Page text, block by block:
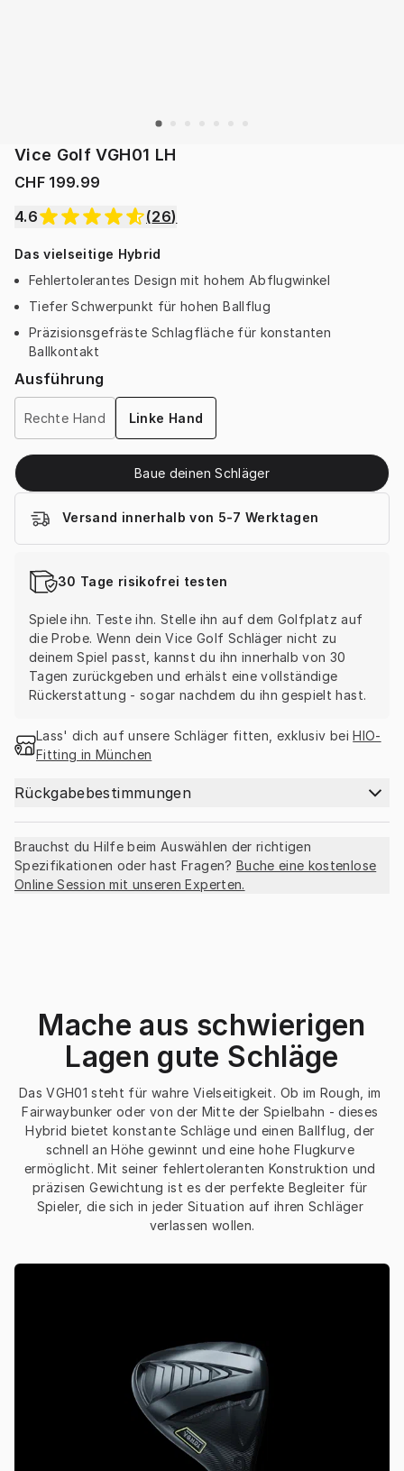
Vice Golf VGH01 LH
CHF 199.99
4.6
(26)
Das vielseitige Hybrid
Fehlertolerantes Design mit hohem Abflugwinkel
Tiefer Schwerpunkt für hohen Ballflug
Präzisionsgefräste Schlagfläche für konstanten
Ballkontakt
Ausführung
Rechte Hand Linke Hand
Baue deinen Schläger
Versand innerhalb von 5-7 Werktagen
30 Tage risikofrei testen
Spiele ihn. Teste ihn. Stelle ihn auf dem Golfplatz auf
die Probe. Wenn dein Vice Golf Schläger nicht zu
deinem Spiel passt, kannst du ihn innerhalb von 30
Tagen zurückgeben und erhälst eine vollständige
Rückerstattung - sogar nachdem du ihn gespielt hast.
Lass' dich auf unsere Schläger fitten, exklusiv bei HIO-
Fitting in München
Rückgabebestimmungen
Brauchst du Hilfe beim Auswählen der richtigen
Spezifikationen oder hast Fragen? Buche eine kostenlose
Online Session mit unseren Experten.
Mache aus schwierigen
Lagen gute Schläge
Das VGH01 steht für wahre Vielseitigkeit. Ob im Rough, im
Fairwaybunker oder von der Mitte der Spielbahn - dieses
Hybrid bietet konstante Schläge und einen Ballflug, der
schnell an Höhe gewinnt und eine hohe Flugkurve
ermöglicht. Mit seiner fehlertoleranten Konstruktion und
präzisen Gewichtung ist es der perfekte Begleiter für
Spieler, die sich in jeder Situation auf ihren Schläger
verlassen wollen.